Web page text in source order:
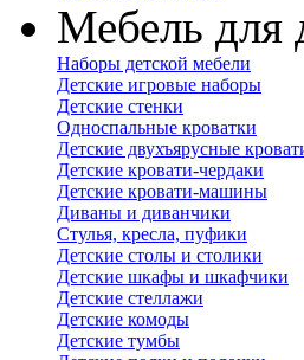
Мебель для
Наборы детской мебели
Детские игровые наборы
Детские стенки
Односпальные кроватки
Детские двухъярусные
Детские кровати-чердаки
Детские кровати-машины
Диваны и диванчики
Стулья, кресла, пуфики
Детские столы и столики
Детские шкафы и шкафчики
Детские стеллажи
Детские комоды
Детские тумбы